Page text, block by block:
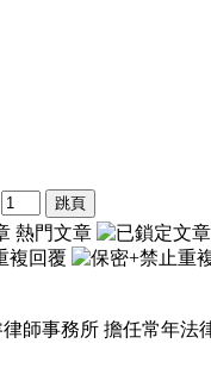
熱門文章
複回覆
師事務所 擔任常年法